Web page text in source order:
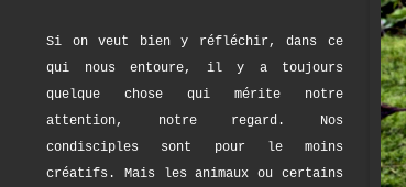
Si on veut bien y réfléchir, dans ce
qui nous entoure, il y a toujours
quelque chose qui mérite notre
attention, notre regard. Nos
condisciples sont pour le moins
créatifs. Mais les animaux ou certains